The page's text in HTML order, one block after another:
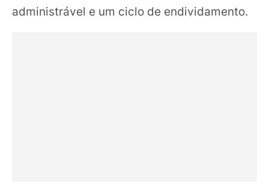
administrável e um ciclo de endividamento.